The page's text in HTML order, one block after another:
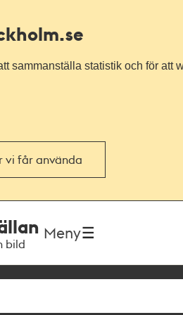
sammanställa statistik och för att
vi får använda
bild
Meny